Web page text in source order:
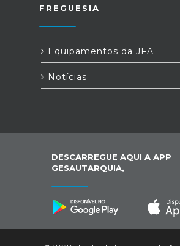
FREGUESIA
Equipamentos da JFA
Notícias
DESCARREGUE AQUI A APP
GESAUTARQUIA,